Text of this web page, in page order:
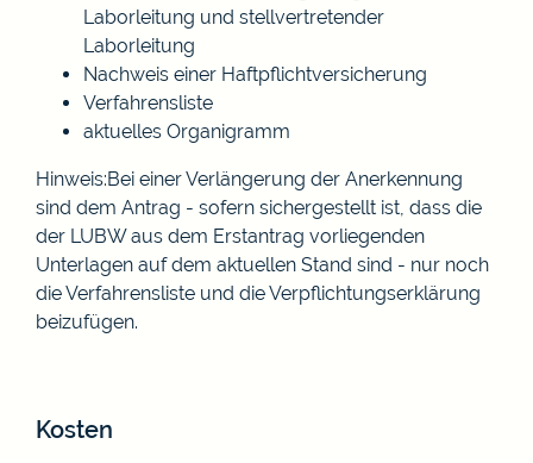
Laborleitung und stellvertretender
Laborleitung
Nachweis einer Haftpflichtversicherung
Verfahrensliste
aktuelles Organigramm
Hinweis:Bei einer Verlängerung der Anerkennung
sind dem Antrag - sofern sichergestellt ist, dass die
der LUBW aus dem Erstantrag vorliegenden
Unterlagen auf dem aktuellen Stand sind - nur noch
die Verfahrensliste und die Verpflichtungserklärung
beizufügen.
Kosten